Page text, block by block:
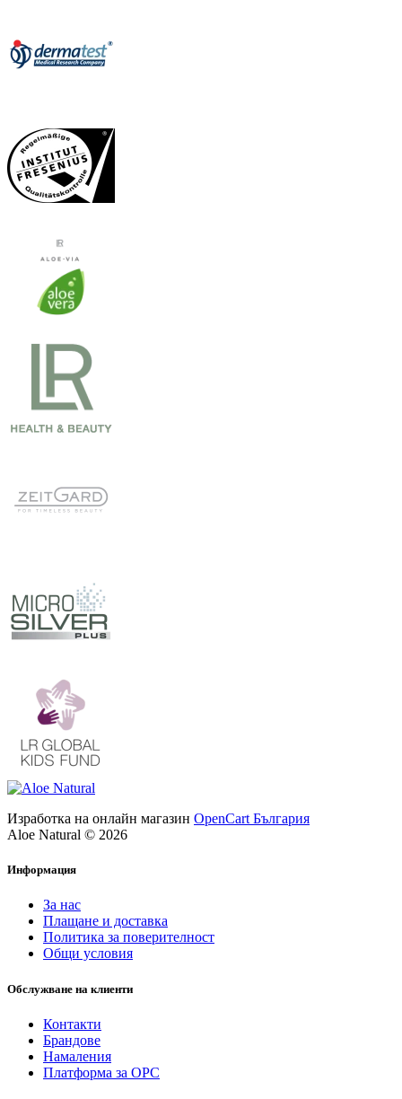
Изработка на онлайн магазин OpenCart България
Aloe Natural © 2026
Информация
За нас
Плащане и доставка
Политика за поверителност
Общи условия
Обслужване на клиенти
Контакти
Брандове
Намаления
Платформа за ОРС